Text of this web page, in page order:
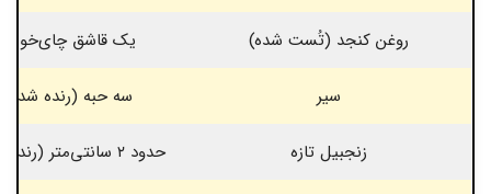
روغن کنجد (تُست شده) یک قاشق چای‌خوری
سیر سه حبه (رنده شده)
زنجبیل تازه حدود ۲ سانتی‌متر (رنده شده)